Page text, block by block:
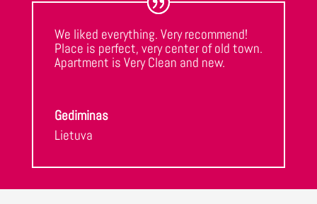
We liked everything. Very recommend!
Place is perfect, very center of old town.
Apartment is Very Clean and new.
Gediminas
Lietuva